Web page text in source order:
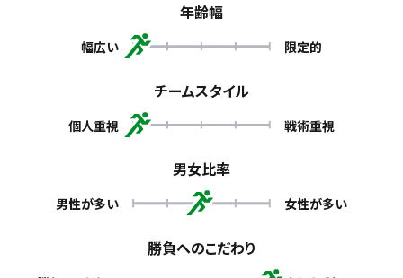
年齢幅
幅広い 限定的
チームスタイル
個人重視 戦術重視
男女比率
男性が多い 女性が多い
勝負へのこだわり